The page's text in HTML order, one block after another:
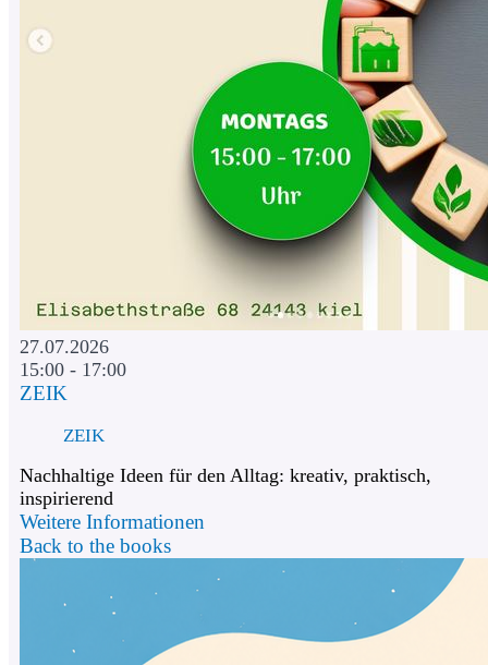
27.07.2026
15:00 - 17:00
ZEIK
ZEIK
Nachhaltige Ideen für den Alltag: kreativ, praktisch,
inspirierend
Weitere Informationen
Back to the books